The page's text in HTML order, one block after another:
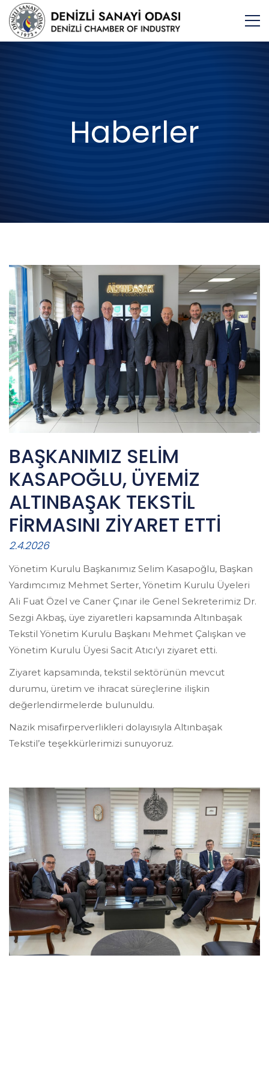
Haberler
BAŞKANIMIZ SELİM
KASAPOĞLU, ÜYEMİZ
ALTINBAŞAK TEKSTİL
FİRMASINI ZİYARET ETTİ
2.4.2026
Yönetim Kurulu Başkanımız Selim Kasapoğlu, Başkan
Yardımcımız Mehmet Serter, Yönetim Kurulu Üyeleri
Ali Fuat Özel ve Caner Çınar ile Genel Sekreterimiz Dr.
Sezgi Akbaş, üye ziyaretleri kapsamında Altınbaşak
Tekstil Yönetim Kurulu Başkanı Mehmet Çalışkan ve
Yönetim Kurulu Üyesi Sacit Atıcı’yı ziyaret etti.
Ziyaret kapsamında, tekstil sektörünün mevcut
durumu, üretim ve ihracat süreçlerine ilişkin
değerlendirmelerde bulunuldu.
Nazik misafirperverlikleri dolayısıyla Altınbaşak
Tekstil’e teşekkürlerimizi sunuyoruz.